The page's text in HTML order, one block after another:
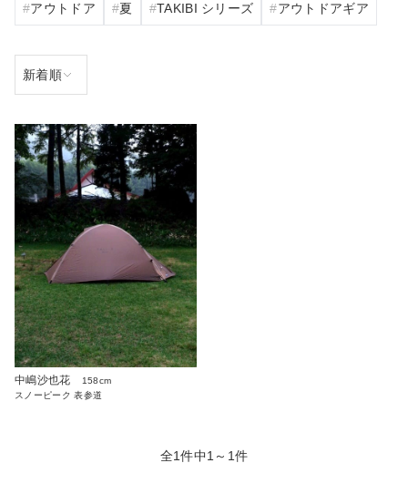
アウトドア 夏 TAKIBI シリーズ アウトドアギア
中嶋沙也花
158cm
スノーピーク 表参道
全1件中1～1件